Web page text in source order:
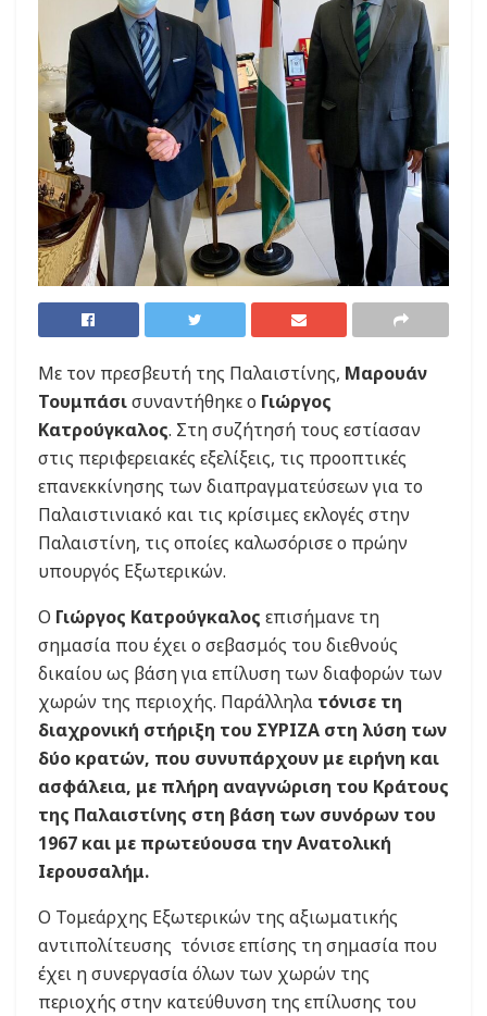
Με τον πρεσβευτή της Παλαιστίνης, Μαρουάν
Τουμπάσισυναντήθηκε ο Γιώργος
Κατρούγκαλος. Στη συζήτησή τους εστίασαν
στις περιφερειακές εξελίξεις, τις προοπτικές
επανεκκίνησης των διαπραγματεύσεων για το
Παλαιστινιακό και τις κρίσιμες εκλογές στην
Παλαιστίνη, τις οποίες καλωσόρισε ο πρώην
υπουργός Εξωτερικών.
Ο Γιώργος Κατρούγκαλος επισήμανε τη
σημασία που έχει ο σεβασμός του διεθνούς
δικαίου ως βάση για επίλυση των διαφορών των
χωρών της περιοχής. Παράλληλα τόνισε τη
διαχρονική στήριξη του ΣΥΡΙΖΑ στη λύση των
δύο κρατών, που συνυπάρχουν με ειρήνη και
ασφάλεια, με πλήρη αναγνώριση του Κράτους
της Παλαιστίνης στη βάση των συνόρων του
1967 και με πρωτεύουσα την Ανατολική
Ιερουσαλήμ.
Ο Τομεάρχης Εξωτερικών της αξιωματικής
αντιπολίτευσης τόνισε επίσης τη σημασία που
έχει η συνεργασία όλων των χωρών της
περιοχής στην κατεύθυνση της επίλυσης του